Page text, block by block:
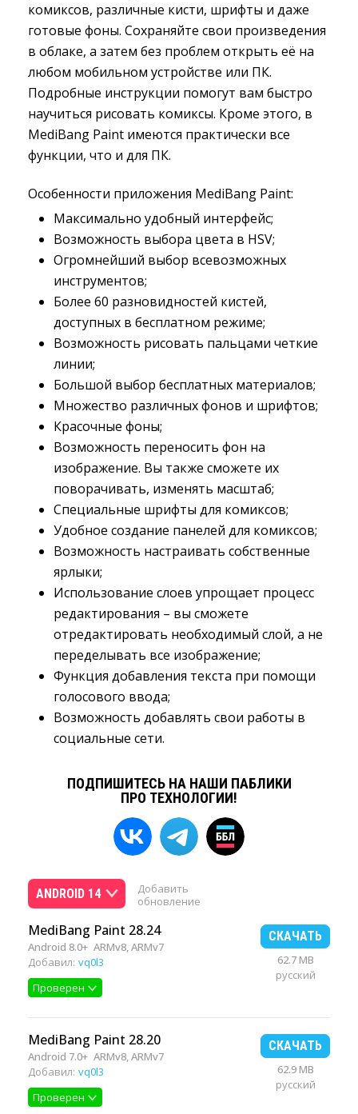
комиксов, различные кисти, шрифты и даже
готовые фоны. Сохраняйте свои произведения
в облаке, а затем без проблем открыть её на
любом мобильном устройстве или ПК.
Подробные инструкции помогут вам быстро
научиться рисовать комиксы. Кроме этого, в
MediBang Paint имеются практически все
функции, что и для ПК.
Особенности приложения MediBang Paint:
Максимально удобный интерфейс;
Возможность выбора цвета в HSV;
Огромнейший выбор всевозможных
инструментов;
Более 60 разновидностей кистей,
доступных в бесплатном режиме;
Возможность рисовать пальцами четкие
линии;
Большой выбор бесплатных материалов;
Множество различных фонов и шрифтов;
Красочные фоны;
Возможность переносить фон на
изображение. Вы также сможете их
поворачивать, изменять масштаб;
Специальные шрифты для комиксов;
Удобное создание панелей для комиксов;
Возможность настраивать собственные
ярлыки;
Использование слоев упрощает процесс
редактирования – вы сможете
отредактировать необходимый слой, а не
переделывать все изображение;
Функция добавления текста при помощи
голосового ввода;
Возможность добавлять свои работы в
социальные сети.
ПОДПИШИТЕСЬ НА НАШИ ПАБЛИКИ
ПРО ТЕХНОЛОГИИ!
ANDROID 14
Добавить
обновление
MediBang Paint 28.24
Android 8.0+ ARMv8, ARMv7
Добавил: vq0l3
Проверен
СКАЧАТЬ
62.7 MB
русский
MediBang Paint 28.20
Android 7.0+ ARMv8, ARMv7
Добавил: vq0l3
Проверен
СКАЧАТЬ
62.9 MB
русский